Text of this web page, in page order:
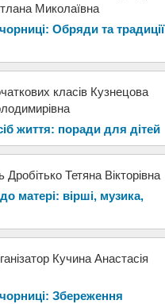
Миколаївна
Обряди та традиції
класів Кузнецова
життя: поради для дітей
Дробітько Тетяна Вікторівна
матері: вірші, музика,
Кучина Анастасія
Збереження